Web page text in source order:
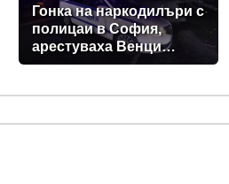
Гонка на наркодилъри с
полицаи в София,
арестуваха Венци
"Белия негър" с 460 000